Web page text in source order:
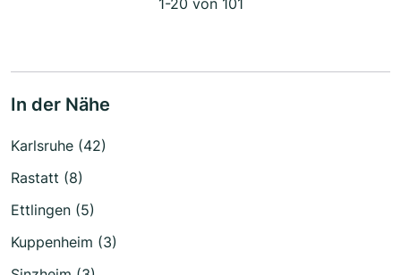
1-20 von 101
In der Nähe
Karlsruhe (42)
Rastatt (8)
Ettlingen (5)
Kuppenheim (3)